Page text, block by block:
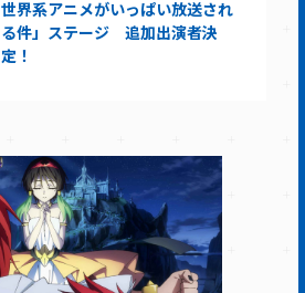
世界系アニメがいっぱい放送され
る件」ステージ 追加出演者決
定！